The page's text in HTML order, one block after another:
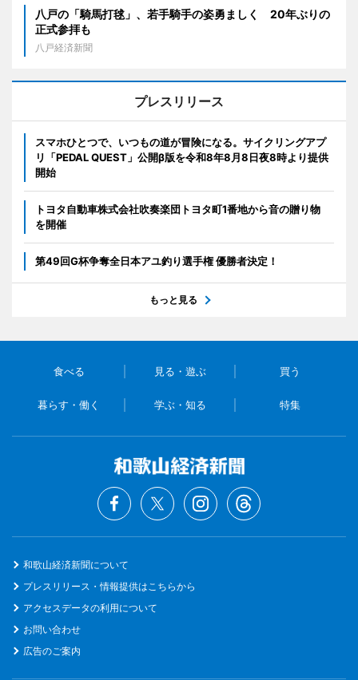
八戸の「騎馬打毬」、若手騎手の姿勇ましく 20年ぶりの
正式参拝も
八戸経済新聞
プレスリリース
スマホひとつで、いつもの道が冒険になる。サイクリングアプ
リ「PEDAL QUEST」公開β版を令和8年8月8日夜8時より提供
開始
トヨタ自動車株式会社吹奏楽団トヨタ町1番地から音の贈り物
を開催
第49回G杯争奪全日本アユ釣り選手権 優勝者決定！
もっと見る
食べる 見る・遊ぶ 買う
暮らす・働く 学ぶ・知る 特集
和歌山経済新聞について
プレスリリース・情報提供はこちらから
アクセスデータの利用について
お問い合わせ
広告のご案内